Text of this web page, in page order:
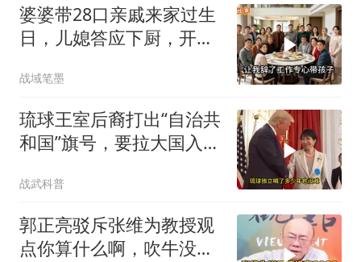
婆婆带28口亲戚来家过生
日，儿媳答应下厨，开饭
战域笔墨
琉球王室后裔打出“自治共
和国”旗号，要拉大国入局
战武科普
郭正亮驳斥张维为教授观
点你算什么啊，吹牛没